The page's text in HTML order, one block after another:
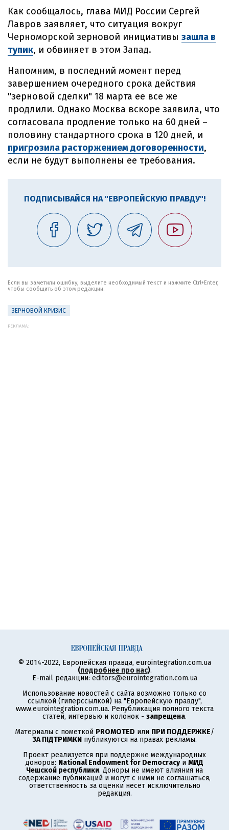
Как сообщалось, глава МИД России Сергей
Лавров заявляет, что ситуация вокруг
Черноморской зерновой инициативы зашла в
тупик, и обвиняет в этом Запад.
Напомним, в последний момент перед
завершением очередного срока действия
"зерновой сделки" 18 марта ее все же
продлили. Однако Москва вскоре заявила, что
согласовала продление только на 60 дней –
половину стандартного срока в 120 дней, и
пригрозила расторжением договоренности,
если не будут выполнены ее требования.
ПОДПИСЫВАЙСЯ НА "ЕВРОПЕЙСКУЮ ПРАВДУ"!
Если вы заметили ошибку, выделите необходимый текст и нажмите Ctrl+Enter,
чтобы сообщить об этом редакции.
ЗЕРНОВОЙ КРИЗИС
РЕКЛАМА:
© 2014-2022, Европейская правда, eurointegration.com.ua
(подробнее про нас).
E-mail редакции: editors@eurointegration.com.ua
Использование новостей с сайта возможно только со
ссылкой (гиперссылкой) на "Европейскую правду",
www.eurointegration.com.ua. Републикация полного текста
статей, интервью и колонок - запрещена.
Материалы с пометкой PROMOTED или ПРИ ПОДДЕРЖКЕ/
ЗА ПІДТРИМКИ публикуются на правах рекламы.
Проект реализуется при поддержке международных
доноров: National Endowment for Democracyи МИД
Чешской республики. Доноры не имеют влияния на
содержание публикаций и могут с ними не соглашаться,
ответственность за оценки несет исключительно
редакция.